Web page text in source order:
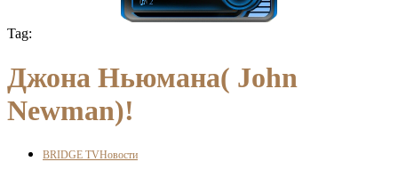
2
Tag:
Джона Ньюмана( John
Newman)!
BRIDGE TVНовости